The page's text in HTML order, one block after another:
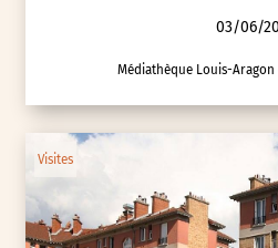
03/06/
Médiathèque Louis-
Visites